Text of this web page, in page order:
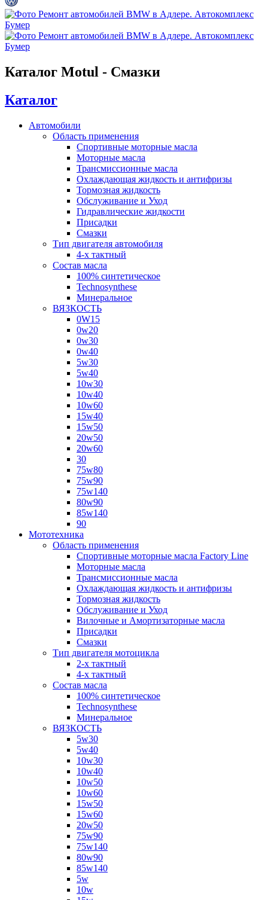
Каталог Motul - Смазки
Каталог
Автомобили
Область применения
Спортивные моторные масла
Моторные масла
Трансмиссионные масла
Охлаждающая жидкость и антифризы
Тормозная жидкость
Обслуживание и Уход
Гидравлические жидкости
Присадки
Смазки
Тип двигателя автомобиля
4-х тактный
Состав масла
100% синтетическое
Technosynthese
Минеральное
ВЯЗКОСТЬ
0W15
0w20
0w30
0w40
5w30
5w40
10w30
10w40
10w60
15w40
15w50
20w50
20w60
30
75w80
75w90
75w140
80w90
85w140
90
Мототехника
Область применения
Спортивные моторные масла Factory Line
Моторные масла
Трансмиссионные масла
Охлаждающая жидкость и антифризы
Тормозная жидкость
Обслуживание и Уход
Вилочные и Амортизаторные масла
Присадки
Смазки
Тип двигателя мотоцикла
2-х тактный
4-х тактный
Состав масла
100% синтетическое
Technosynthese
Минеральное
ВЯЗКОСТЬ
5w30
5w40
10w30
10w40
10w50
10w60
15w50
15w60
20w50
75w90
75w140
80w90
85w140
5w
10w